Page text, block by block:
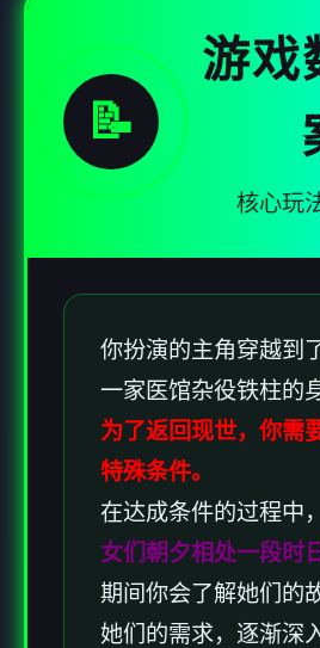
📝
游戏
核心玩
你扮演的主角穿越到
一家医馆杂役铁柱的
为了返回现世，你需
特殊条件。
在达成条件的过程中，
女们朝夕相处一段时
期间你会了解她们的
她们的需求，逐渐深